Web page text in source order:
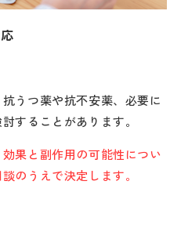
うつ薬や抗不安薬、必要に
することがあります。
果と副作用の可能性につい
のうえで決定します。